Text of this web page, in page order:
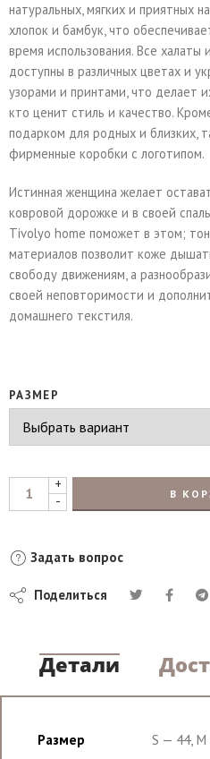
натуральных, мягких и приятных
хлопок и бамбук, что
время использования. Все халаты
доступны в различных цветах и
узорами и принтами, что делает
кто ценит стиль и качество.
подарком для родных и близких,
фирменные коробки с логотипом.
Истинная женщина желает
ковровой дорожке и в своей
Tivolyo home поможет в этом;
материалов позволит коже
свободу движениям, а
своей неповторимости и
домашнего текстиля.
РАЗМЕР
+
-
В
Задать вопрос
Поделиться
Детали
Размер
S — 44,